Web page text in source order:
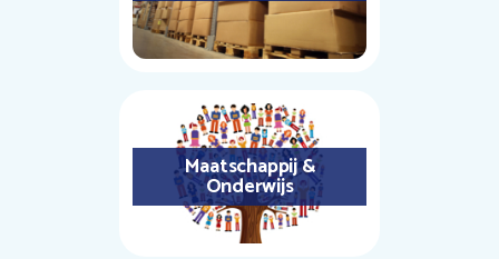
Maatschappij &
Onderwijs